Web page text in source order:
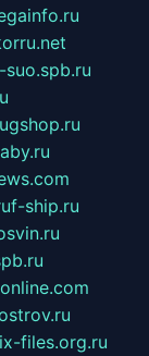
suo.spb.ru
f-ship.ru
files.org.ru